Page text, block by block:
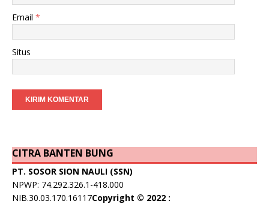
Email *
Situs
CITRA BANTEN BUNG
PT. SOSOR SION NAULI (SSN)
NPWP: 74.292.326.1-418.000
NIB.30.03.170.16117Copyright © 2022 :